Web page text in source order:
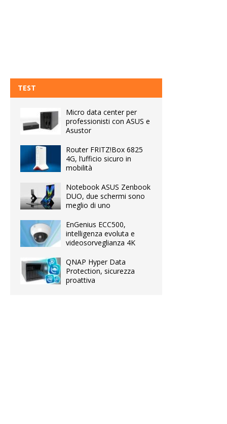
TEST
Micro data center per
professionisti con ASUS e
Asustor
Router FRITZ!Box 6825
4G, l’ufficio sicuro in
mobilità
Notebook ASUS Zenbook
DUO, due schermi sono
meglio di uno
EnGenius ECC500,
intelligenza evoluta e
videosorveglianza 4K
QNAP Hyper Data
Protection, sicurezza
proattiva